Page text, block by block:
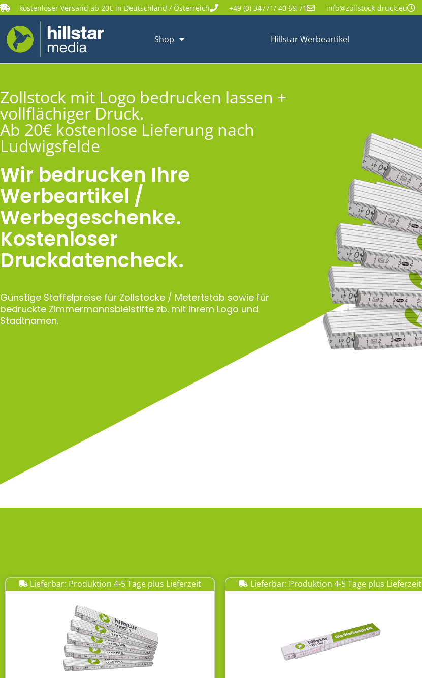
kostenloser Versand ab 20€ in Deutschland / Österreich +49 (0) 34771/ 40 69 71 info@zollstock-druck.eu
Shop Hillstar Werbeartikel
Zollstock mit Logo bedrucken lassen +
vollflächiger Druck.
Ab 20€ kostenlose Lieferung nach
Ludwigsfelde
Wir bedrucken Ihre
Werbeartikel /
Werbegeschenke.
Kostenloser
Druckdatencheck.
Günstige Staffelpreise für Zollstöcke / Metertstab sowie für
bedruckte Zimmermannsbleistifte zb. mit Ihrem Logo und
Stadtnamen.
Lieferbar: Produktion 4-5 Tage plus Lieferzeit Lieferbar: Produktion 4-5 Tage plus Lieferzeit